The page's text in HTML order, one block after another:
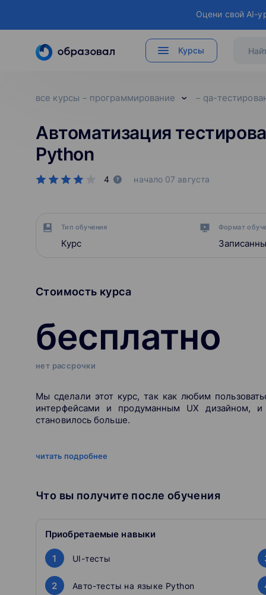
Оцени свой AI-
Курсы
все курсы программирование qa-
Автоматизация
Python
4 начало 07 августа
Тип обучения
Курс
Формат
Стоимость курса
бесплатно
нет рассрочки
Мы сделали этот курс, так как любим
интерфейсами и продуманным UX дизайном,
становилось больше.
регрессионного тестирования и получить
Если вы никогда раньше не
для изучения синтаксиса и базовых
В последнем модуле курса используются
бы первый модуль курса Python: основы и
читать подробнее
Что вы получите после обучения
Приобретаемые навыки
1 UI-тесты
2 Авто-тесты на языке Python